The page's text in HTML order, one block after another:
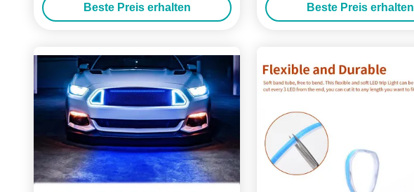
Beste Preis erhalten Beste Preis erhalten